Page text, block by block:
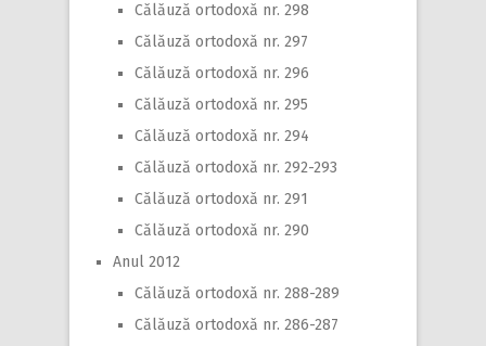
Călăuză ortodoxă nr. 298
Călăuză ortodoxă nr. 297
Călăuză ortodoxă nr. 296
Călăuză ortodoxă nr. 295
Călăuză ortodoxă nr. 294
Călăuză ortodoxă nr. 292-293
Călăuză ortodoxă nr. 291
Călăuză ortodoxă nr. 290
Anul 2012
Călăuză ortodoxă nr. 288-289
Călăuză ortodoxă nr. 286-287